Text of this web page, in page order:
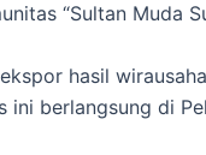
“Sultan Muda
hasil
ini berlangsung di